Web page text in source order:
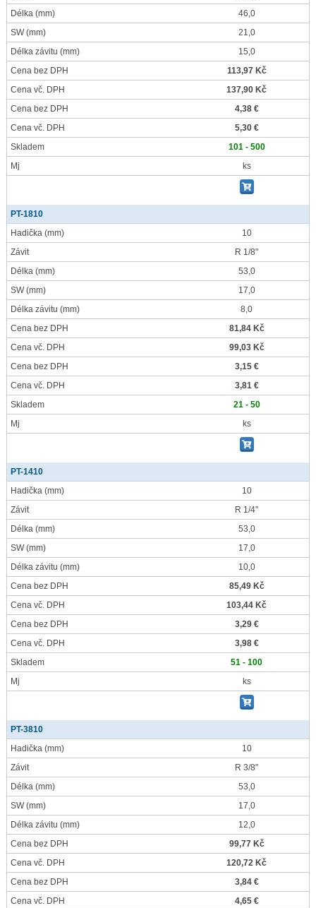
Délka (mm)
46,0
SW(mm)
21,0
Délka závitu (mm)
15,0
Cena bez DPH
113,97 Kč
Cena vč. DPH
137,90 Kč
Cena bez DPH
4,38 €
Cena vč. DPH
5,30 €
Skladem
101 - 500
Mj
ks
PT-1810
Hadička (mm)
10
Závit
R 1/8"
Délka (mm)
53,0
SW(mm)
17,0
Délka závitu (mm)
8,0
Cena bez DPH
81,84 Kč
Cena vč. DPH
99,03 Kč
Cena bez DPH
3,15 €
Cena vč. DPH
3,81 €
Skladem
21 - 50
Mj
ks
PT-1410
Hadička (mm)
10
Závit
R 1/4"
Délka (mm)
53,0
SW(mm)
17,0
Délka závitu (mm)
10,0
Cena bez DPH
85,49 Kč
Cena vč. DPH
103,44 Kč
Cena bez DPH
3,29 €
Cena vč. DPH
3,98 €
Skladem
51 - 100
Mj
ks
PT-3810
Hadička (mm)
10
Závit
R 3/8"
Délka (mm)
53,0
SW(mm)
17,0
Délka závitu (mm)
12,0
Cena bez DPH
99,77 Kč
Cena vč. DPH
120,72 Kč
Cena bez DPH
3,84 €
Cena vč. DPH
4,65 €